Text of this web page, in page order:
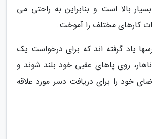
بالا است و بنابراین به راحتی می
کارهای مختلف را آموخت.
یاد گرفته اند که برای درخواست یک
روی پاهای عقبی خود بلند شوند و
خود را برای دریافت دسر مورد علاقه